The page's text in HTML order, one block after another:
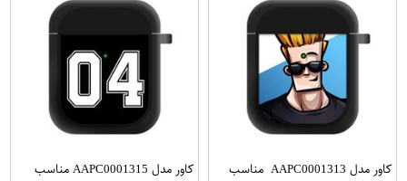
کاور مدل AAPC0001313 مناسب
کاور مدل AAPC0001315 مناسب